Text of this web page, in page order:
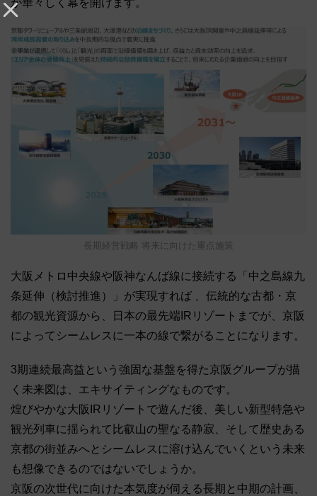
長期経営戦略 将来に向けた重点施策
大阪メトロ中央線や阪神なんば線に接続する「中之島線九
条延伸（検討推進）」が実現すれば 、伝統的な古都・京
都の観光資源から、日本の最先端IRリゾートまでが、京阪
によってシームレスに一本の線で繋がることになります。
3期連続最高益という強固な基盤を得た京阪グループが描
く未来図は、エキサイティングなものです。
煌びやかな大阪IRリゾートで遊んだ後、美しい新型特急や
観光列車に揺られて比叡山の聖なる静寂、そして歴史ある
京都の街並みへとシームレスに溶け込んでいくという未来
も想像できるのではないでしょうか。
京阪の次世代に向けた本気度が伺える長期と中期の計画、